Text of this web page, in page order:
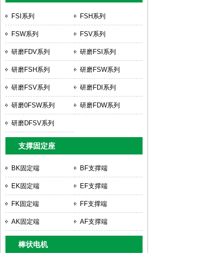
FSI系列 FSH系列
FSW系列 FSV系列
研磨FDV系列 研磨FSI系列
研磨FSH系列 研磨FSW系列
研磨FSV系列 研磨FDI系列
研磨0FSW系列 研磨FDW系列
研磨DFSV系列
支撑固定座
BK固定端 BF支撑端
EK固定端 EF支撑端
FK固定端 FF支撑端
AK固定端 AF支撑端
棒状电机